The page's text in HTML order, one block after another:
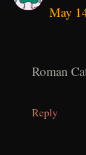
May
Roman
Reply